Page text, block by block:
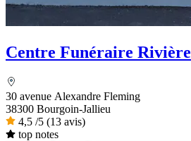
Centre Funéraire Rivière
30 avenue Alexandre Fleming
38300 Bourgoin-Jallieu
4,5 /5 (13 avis)
top notes